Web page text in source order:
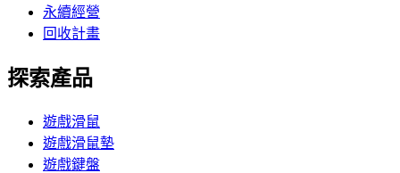
永續經營
回收計畫
探索產品
遊戲滑鼠
遊戲滑鼠墊
遊戲鍵盤